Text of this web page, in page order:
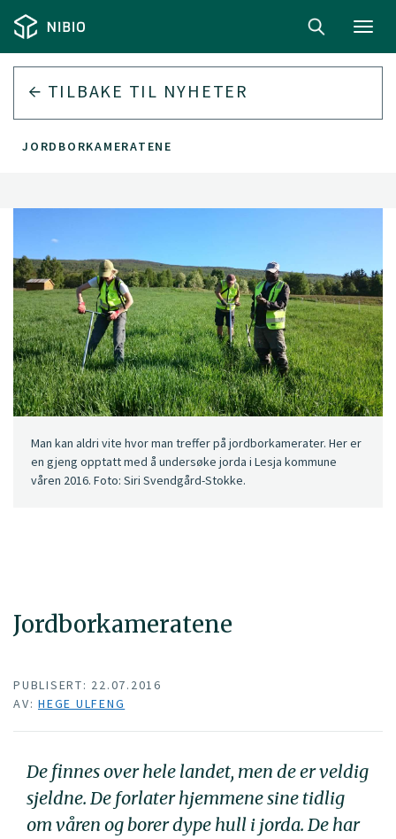
TILBAKE TIL NYHETER
JORDBORKAMERATENE
Jordborkameratene
Man kan aldri vite hvor man treffer på jordborkamerater. Her er
en gjeng opptatt med å undersøke jorda i Lesja kommune
våren 2016. Foto: Siri Svendgård-Stokke.
PUBLISERT: 22.07.2016
AV: HEGE ULFENG
De finnes over hele landet, men de er veldig
sjeldne. De forlater hjemmene sine tidlig
om våren og borer dype hull i jorda. De har